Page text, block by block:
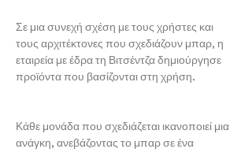
Σε μια συνεχή σχέση με τους χρήστες και
τους αρχιτέκτονες που σχεδιάζουν μπαρ, η
εταιρεία με έδρα τη Βιτσέντζα δημιούργησε
προϊόντα που βασίζονται στη χρήση.
Κάθε μονάδα που σχεδιάζεται ικανοποιεί μια
ανάγκη, ανεβάζοντας το μπαρ σε ένα